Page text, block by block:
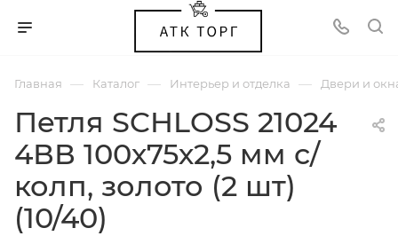
Главная — Каталог — Интерьер и отделка — Двери и
Петля SCHLOSS 21024
4ВВ 100х75х2,5 мм с/
колп, золото (2 шт)
(10/40)